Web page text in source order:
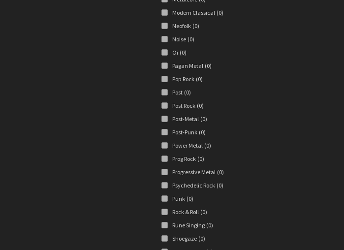
Modern Classical (0)
Neofolk (0)
Noise (0)
Oi (0)
Pagan Metal (0)
Pop Rock (0)
Post (0)
Post Rock (0)
Post-Metal (0)
Post-Punk (0)
Power Metal (0)
Prog Rock (0)
Progressive Metal (0)
Psychedelic Rock (0)
Punk (0)
Rock & Roll (0)
Rune Singing (0)
Shoegaze (0)